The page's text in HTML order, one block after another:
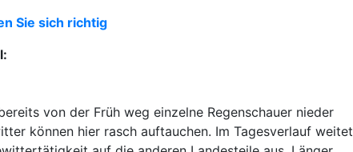
Sie sich richtig
von der Früh weg einzelne Regenschauer nieder
können hier rasch auftauchen. Im Tagesverlauf weitet